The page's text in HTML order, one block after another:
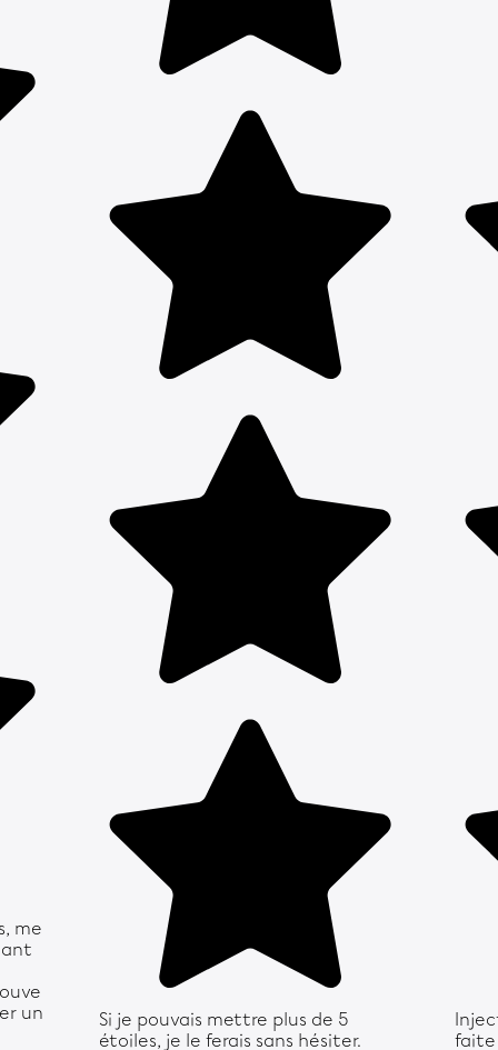
me
un
Si je pouvais mettre plus de 5
étoiles, je le ferais sans hésiter.
faite